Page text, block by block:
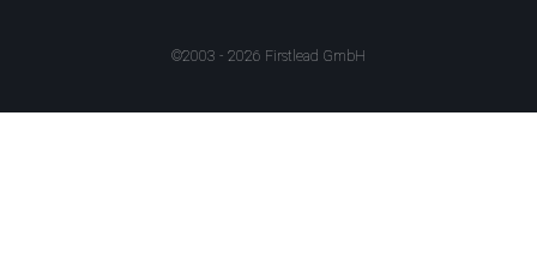
©2003 - 2026 Firstlead GmbH